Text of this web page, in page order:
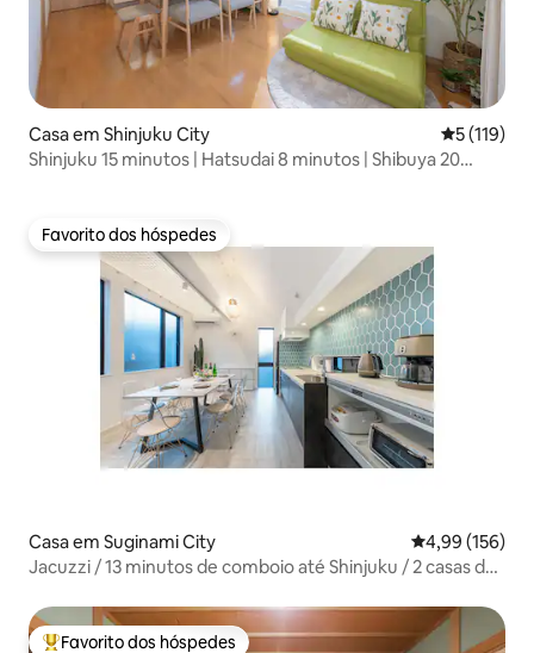
Casa em Shinjuku City
5 (119)
Shinjuku 15 minutos | Hatsudai 8 minutos | Shibuya 20
Favorito dos hóspedes
Favorito dos hóspedes
Casa em Suginami City Classificação
4,99 (156)
Jacuzzi / 13 minutos de comboio até Shinjuku / 2 casas de
a pé até à estação mais próxima / 145 m²
Favorito dos hóspedes